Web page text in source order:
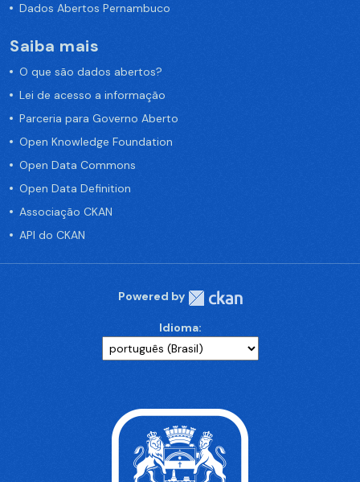
Dados Abertos Pernambuco
Saiba mais
O que são dados abertos?
Lei de acesso a informação
Parceria para Governo Aberto
Open Knowledge Foundation
Open Data Commons
Open Data Definition
Associação CKAN
API do CKAN
Powered by
Idioma